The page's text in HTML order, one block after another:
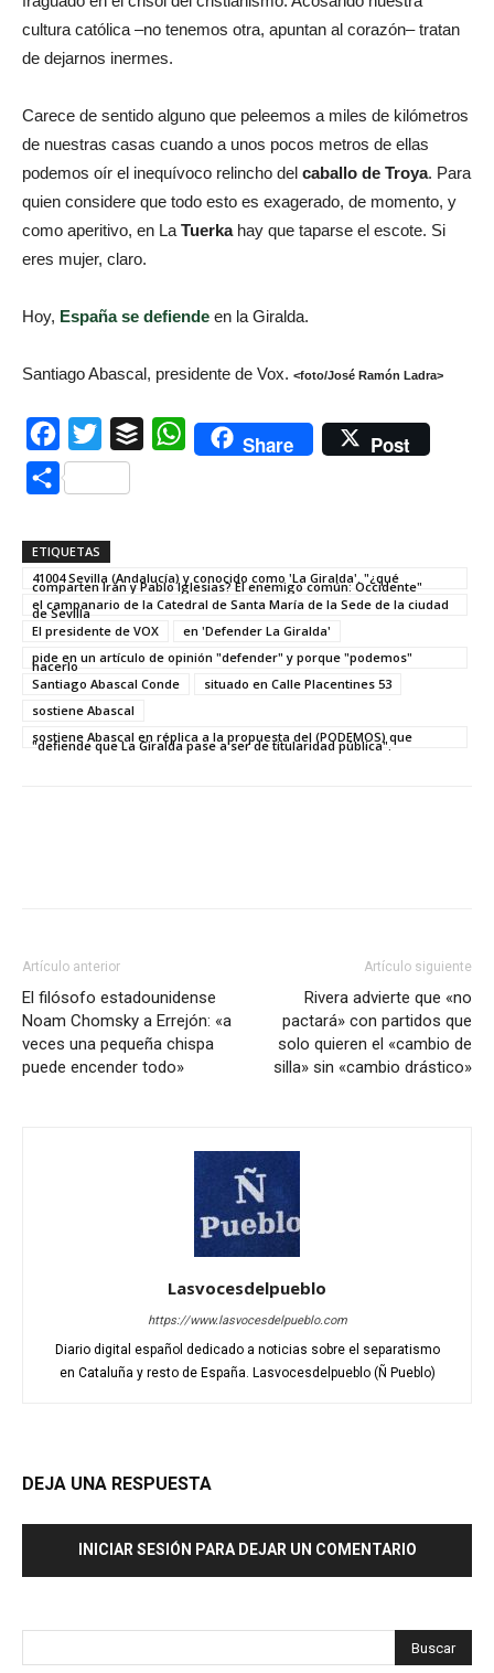
cultura católica –no tenemos otra, apuntan al corazón– tratan
de dejarnos inermes.
Carece de sentido alguno que peleemos a miles de kilómetros
de nuestras casas cuando a unos pocos metros de ellas
podemos oír el inequívoco relincho del caballo de Troya. Para
quien considere que todo esto es exagerado, de momento, y
como aperitivo, en LaTuerkahay que taparse el escote. Si
eres mujer, claro.
Hoy, España se defiende en la Giralda.
Santiago Abascal, presidente de Vox. <foto/José Ramón Ladra>
Facebook
Twitter Buffer WhatsAppShare Post
Compartir
ETIQUETAS
41004 Sevilla (Andalucía) y conocido como 'La Giralda'. "¿qué
comparten Irán y Pablo Iglesias? El enemigo común: Occidente"
el campanario de la Catedral de Santa María de la Sede de la ciudad
de Sevilla
El presidente de VOX
en 'Defender La Giralda'
pide en un artículo de opinión "defender" y porque "podemos"
hacerlo
Santiago Abascal Conde
situado en Calle Placentines 53
sostiene Abascal
sostiene Abascal en réplica a la propuesta del (PODEMOS) que
"defiende que La Giralda pase a ser de titularidad pública".
Artículo anterior
El filósofo estadounidense
Noam Chomsky a Errejón: «a
veces una pequeña chispa
puede encender todo»
Artículo siguiente
Rivera advierte que «no
pactará» con partidos que
solo quieren el «cambio de
silla» sin «cambio drástico»
Lasvocesdelpueblo
https://www.lasvocesdelpueblo.com
Diario digital español dedicado a noticias sobre el separatismo
en Cataluña y resto de España. Lasvocesdelpueblo (Ñ Pueblo)
DEJA UNA RESPUESTA
INICIAR SESIÓN PARA DEJAR UN COMENTARIO